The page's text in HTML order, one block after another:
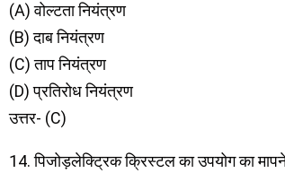
(A) वोल्टता नियंत्रण
(B) दाब नियंत्रण
(C) ताप नियंत्रण
(D) प्रतिरोध नियंत्रण
उत्तर- (C)
14. पिजोड़लेक्ट्रिक क्रिस्टल का उपयोग का